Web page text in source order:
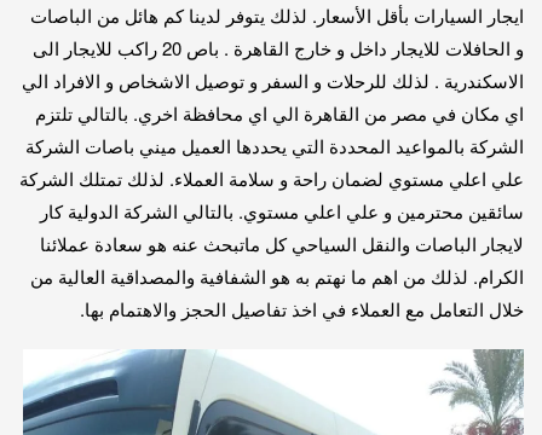
ايجار السيارات بأقل الأسعار. لذلك يتوفر لدينا كم هائل من الباصات
و الحافلات للايجار داخل و خارج القاهرة . باص 20 راكب للايجار الى
الاسكندرية . لذلك للرحلات و السفر و توصيل الاشخاص و الافراد الي
اي مكان في مصر من القاهرة الي اي محافظة اخري. بالتالي تلتزم
الشركة بالمواعيد المحددة التي يحددها العميل ميني باصات الشركة
علي اعلي مستوي لضمان راحة و سلامة العملاء. لذلك تمتلك الشركة
سائقين محترمين و علي اعلي مستوي. بالتالي الشركة الدولية كار
لايجار الباصات والنقل السياحي كل ماتبحث عنه هو سعادة عملائنا
الكرام. لذلك من اهم ما نهتم به هو الشفافية والمصداقية العالية من
خلال التعامل مع العملاء في اخذ تفاصيل الحجز والاهتمام بها.